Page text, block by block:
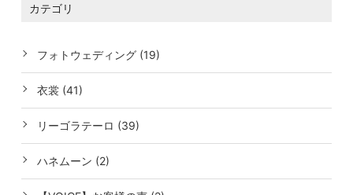
カテゴリ
フォトウェディング (19)
衣裳 (41)
リーゴラテーロ (39)
ハネムーン (2)